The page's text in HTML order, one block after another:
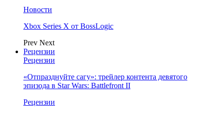
Новости
Xbox Series X от BossLogic
Prev Next
Рецензии
Рецензии
«Отпразднуйте сагу»: трейлер контента девятого
эпизода в Star Wars: Battlefront II
Рецензии